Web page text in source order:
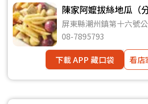
陳家阿嬤拔絲地瓜（分
屏東縣潮州鎮第十六號
內）
08-7895793
下載 APP 藏口袋
看店